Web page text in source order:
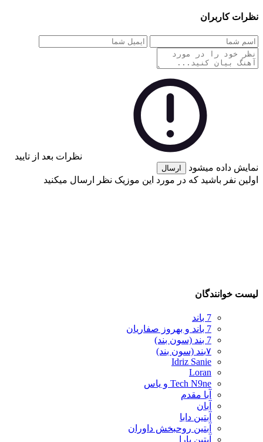
نظرات کاربران
نظرات بعد از تایید
نمایش داده میشود
ارسال
اولین نفر باشید که در مورد این موزیک نظر ارسال میکنید
لیست خوانندگان
7 باند
7 باند و بهروز صفاریان
7 بند (سون بند)
۷بند (سون بند)
Idriz Sanie
Loran
Tech N9ne و یاس
آبا مقدم
آبان
آبتین دابا
آبتین روحبخش داوران
آبتین یارا